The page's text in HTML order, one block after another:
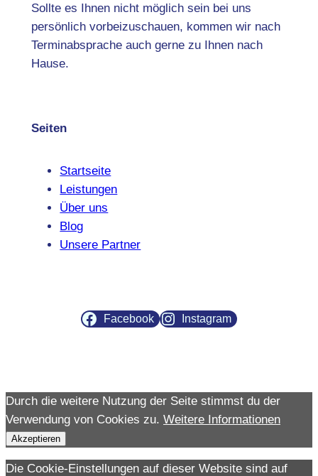
Sollte es Ihnen nicht möglich sein bei uns
persönlich vorbeizuschauen, kommen wir nach
Terminabsprache auch gerne zu Ihnen nach
Hause.
Seiten
Startseite
Leistungen
Über uns
Blog
Unsere Partner
Facebook Instagram
Durch die weitere Nutzung der Seite stimmst du der
Verwendung von Cookies zu. Weitere Informationen
Akzeptieren
Die Cookie-Einstellungen auf dieser Website sind auf